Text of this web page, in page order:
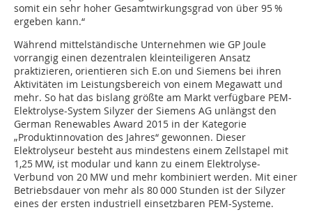
somit ein sehr hoher Gesamtwirkungsgrad von über 95 %
ergeben kann.“
Während mittelständische Unternehmen wie GP Joule
vorrangig einen dezentralen kleinteiligeren Ansatz
praktizieren, orientieren sich E.on und Siemens bei ihren
Aktivitäten im Leistungsbereich von einem Megawatt und
mehr. So hat das bislang größte am Markt verfügbare PEM-
Elektrolyse-System Silyzer der Siemens AG unlängst den
German Renewables Award 2015 in der Kategorie
„Produktinnovation des Jahres“ gewonnen. Dieser
Elektrolyseur besteht aus mindestens einem Zellstapel mit
1,25 MW, ist modular und kann zu einem Elektrolyse-
Verbund von 20 MW und mehr kombiniert werden. Mit einer
Betriebsdauer von mehr als 80 000 Stunden ist der Silyzer
eines der ersten industriell einsetzbaren PEM-Systeme.